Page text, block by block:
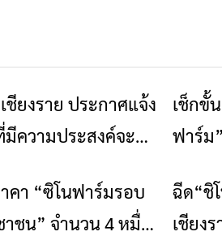
ข่าวเชียงราย
ชียงราย ประกาศแจ้ง
ความประสงค์จะรับ
เช็กขั้
ฟาร์ม
อังคา
ข่าวเชียงราย
คา “ซิโนฟาร์มรอบ
าชน” จำนวน 4 หมื่น
ฉีด“ชิ
เชียง